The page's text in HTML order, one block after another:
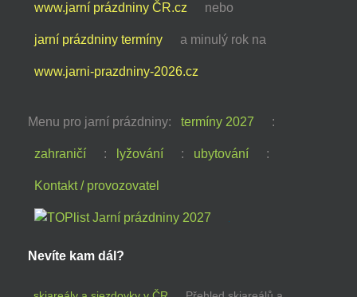
www.jarní prázdniny ČR.cz
nebo
jarní prázdniny termíny a minulý rok na
www.jarni-prazdniny-2026.cz
Menu pro jarní prázdniny: termíny 2027 :
zahraničí : lyžování : ubytování :
Kontakt / provozovatel
Nevíte kam dál?